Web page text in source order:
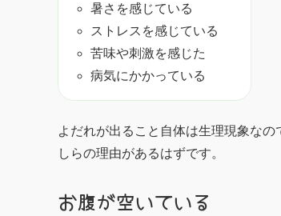
暑さを感じている
ストレスを感じている
苦味や刺激を感じた
病気にかかっている
よだれが出ること自体は生理現象な
しらの理由があるはずです。
お腹が空いている